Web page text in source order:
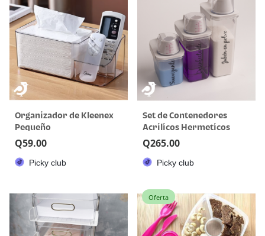
Organizador de Kleenex
Pequeño
Q59.00
Picky club
Set de Contenedores
Acrilicos Hermeticos
Q265.00
Picky club
Oferta